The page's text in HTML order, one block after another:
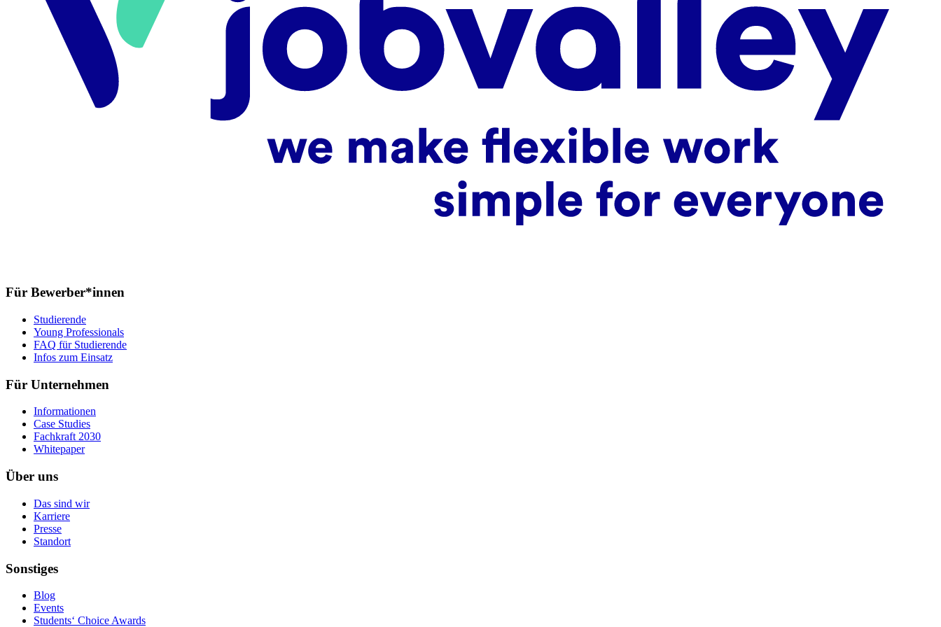
Für Bewerber*innen
Studierende
Young Professionals
FAQ für Studierende
Infos zum Einsatz
Für Unternehmen
Informationen
Case Studies
Fachkraft 2030
Whitepaper
Über uns
Das sind wir
Karriere
Presse
Standort
Sonstiges
Blog
Events
Students‘ Choice Awards